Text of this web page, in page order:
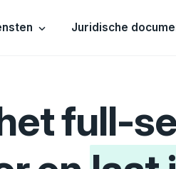
Juridische
full-